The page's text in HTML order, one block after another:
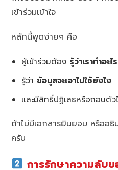
เข้าร่วมเข้าใจ
หลักนี้พูดง่ายๆ คือ
ผู้เข้าร่วมต้อง รู้ว่าเราทำอะไร
รู้ว่า ข้อมูลจะเอาไปใช้ยังไง
และมีสิทธิ์ปฏิเสธหรือถอนตัว
ถ้าไม่มีเอกสารยินยอม หรืออ
ครับ
การรักษาความลับ